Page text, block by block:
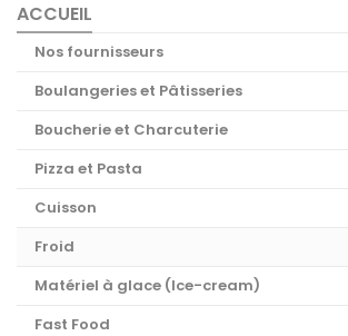
ACCUEIL
Nos fournisseurs
Boulangeries et Pâtisseries
Boucherie et Charcuterie
Pizza et Pasta
Cuisson
Froid
Matériel à glace (Ice-cream)
Fast Food